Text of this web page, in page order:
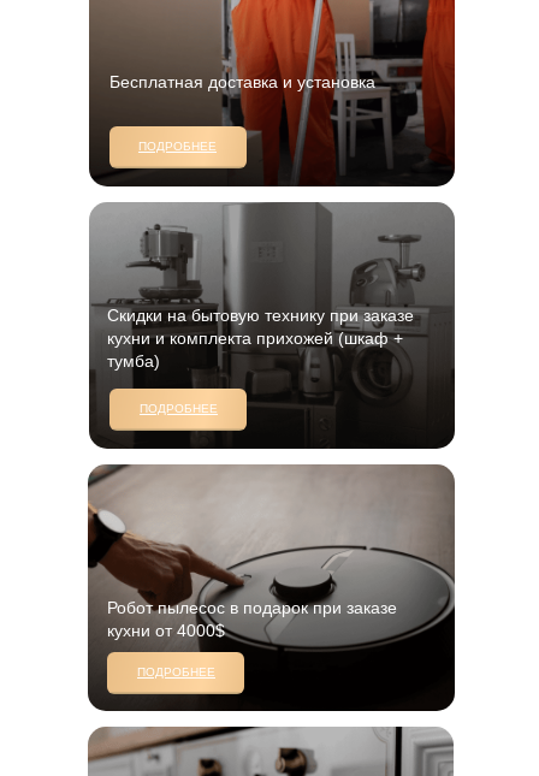
Бесплатная доставка и установка
Робот пылесос в подарок при заказе
кухни от 4000$
Скидки на бытовую технику при заказе
кухни и комплекта прихожей (шкаф +
тумба)
ПОДРОБНЕЕ
ПОДРОБНЕЕ
ПОДРОБНЕЕ